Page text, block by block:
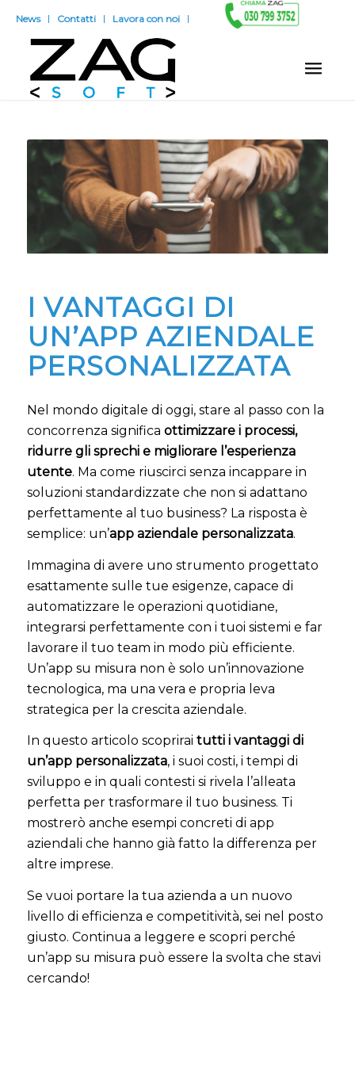
News Contatti Lavora con noi
I VANTAGGI DI
UN’APP AZIENDALE
PERSONALIZZATA
Nel mondo digitale di oggi, stare al passo con la
concorrenza significa ottimizzare i processi,
ridurre gli sprechi e migliorare l’esperienza
utente. Ma come riuscirci senza incappare in
soluzioni standardizzate che non si adattano
perfettamente al tuo business? La risposta è
semplice: un’app aziendale personalizzata.
Immagina di avere uno strumento progettato
esattamente sulle tue esigenze, capace di
automatizzare le operazioni quotidiane,
integrarsi perfettamente con i tuoi sistemi e far
lavorare il tuo team in modo più efficiente.
Un’app su misura non è solo un’innovazione
tecnologica, ma una vera e propria leva
strategica per la crescita aziendale.
In questo articolo scoprirai tutti i vantaggi di
un’app personalizzata, i suoi costi, i tempi di
sviluppo e in quali contesti si rivela l’alleata
perfetta per trasformare il tuo business. Ti
mostrerò anche esempi concreti di app
aziendali che hanno già fatto la differenza per
altre imprese.
Se vuoi portare la tua azienda a un nuovo
livello di efficienza e competitività, sei nel posto
giusto. Continua a leggere e scopri perché
un’app su misura può essere la svolta che stavi
cercando!